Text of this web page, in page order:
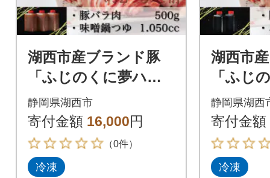
湖西市産ブランド豚
「ふじのくに夢ハー
ブ豚」味噌鍋用豚バラ
肉(500g)と手作り味噌
鍋つゆのセット
静岡県湖西市
寄付金額 16,000円
（0件）
冷凍
湖西市
「ふじ
ブ豚」
用バラ
りポン
静岡県湖西
寄付金額
冷凍